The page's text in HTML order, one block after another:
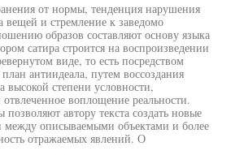
от нормы, тенденция нарушения
вещей и стремление к заведомо
образов составляют основу языка
сатира строится на воспроизведении
виде, то есть посредством
антиидеала, путем воссоздания
высокой степени условности,
воплощение реальности.
автору текста создать новые
между описываемыми объектами и более
отражаемых явлений. О